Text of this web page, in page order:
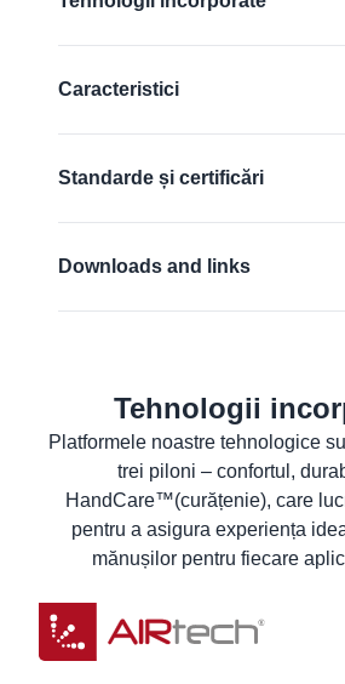
GRIPtech®, HandCare
Caracteristici
FDA compliant
tactile
Contact cu alimente
Standarde și certificări
Downloads and links
pentru alimente
Fişă de informaţii de
Fișă cu date despre produs
Instrucţiuni de spălare
Informații pentru utilizatori
Tehnologii
Platformele noastre tehnologice
trei piloni – confortul,
HandCare™(curățenie), care
pentru a asigura experiența
mănușilor pentru fiecare